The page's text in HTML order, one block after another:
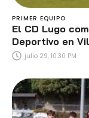
PRIMER EQUIPO
El CD Lugo
Deportivo en
julio 29, 10:30 PM